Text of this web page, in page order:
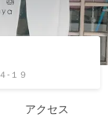
-１９
アクセス